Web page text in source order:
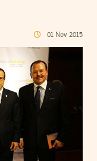
01 Nov 2015